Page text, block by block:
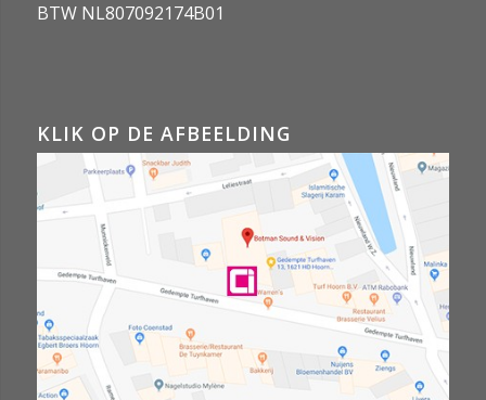
BTW NL807092174B01
KLIK OP DE AFBEELDING